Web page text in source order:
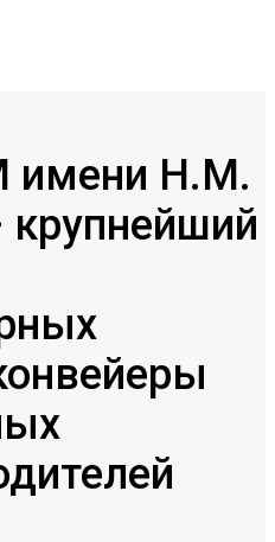
имени Н.М.
крупнейший